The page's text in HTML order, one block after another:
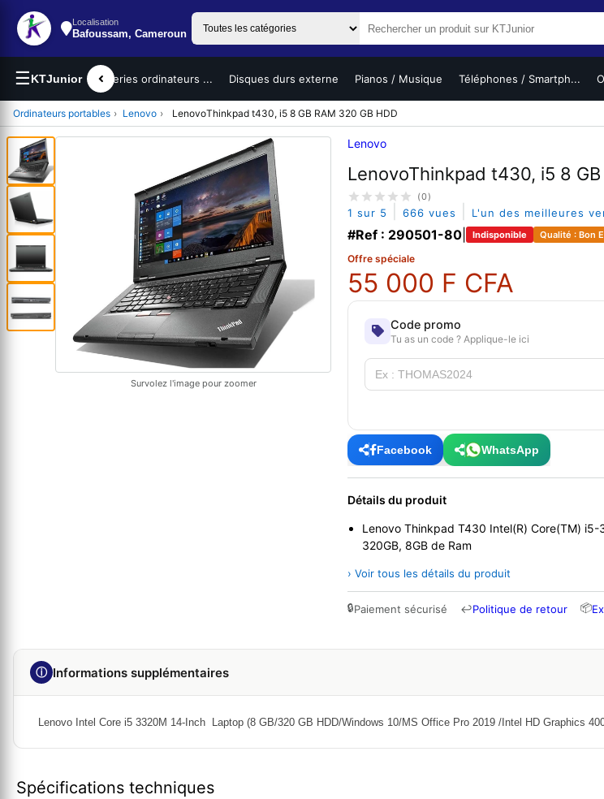
Localisation
Bafoussam, Cameroun
☰KTJunior
portables Batteries ordinateurs ... Disques durs externe Pianos / Musique Téléphones / Smartph...
Ordinateurs portables › Lenovo › LenovoThinkpad t430, i5 8 GB RAM 320 GB HDD
Survolez l'image pour zoomer
Lenovo
LenovoThinkpad t430, i5 8
(0)
1 sur 5 666 vues L'un des meilleures
#Ref : 290501-80 Indisponible Qualité : Bon
Offre spéciale
55 000 F CFA
Code promo
Tu as un code ? Applique-le ici
Facebook WhatsApp
Détails du produit
Lenovo Thinkpad T430 Intel(R) Core(TM)
320GB, 8GB de Ram
› Voir tous les détails du produit
🔒Paiement sécurisé ↩Politique de retour 📦
ⓘ Informations supplémentaires
Lenovo Intel Core i5 3320M 14-Inch Laptop (8 GB/320 GB HDD/Windows 10/MS Office Pro 2019 /Intel HD Graphics
Spécifications techniques